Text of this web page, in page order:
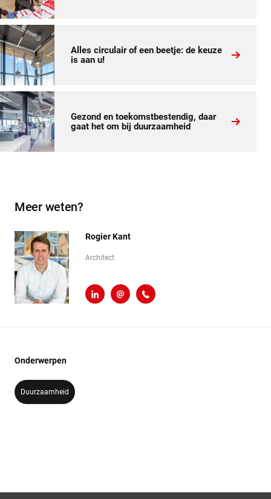
Alles circulair of een beetje: de keuze
is aan u!
Gezond en toekomstbestendig, daar
gaat het om bij duurzaamheid
Meer weten?
Rogier Kant
Architect
LinkedInr.kant@heembouw.nl
071 - 332 00 60
Onderwerpen
Duurzaamheid